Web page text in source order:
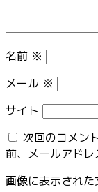
名前 ※
メール ※
サイト
次回のコメン
前、メールアドレ
画像に表示され